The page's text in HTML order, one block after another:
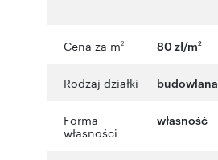
Cena za m2 80 zł/m2
Rodzaj działki budowlana
Forma
własności
własność